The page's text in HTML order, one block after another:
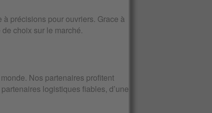
précisions pour ouvriers. Grace à
choix sur le marché.
Nos partenaires profitent
logistiques fiables, d’une